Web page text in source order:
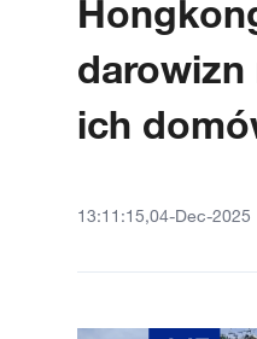
ich
13:11:15,04-Dec-2025